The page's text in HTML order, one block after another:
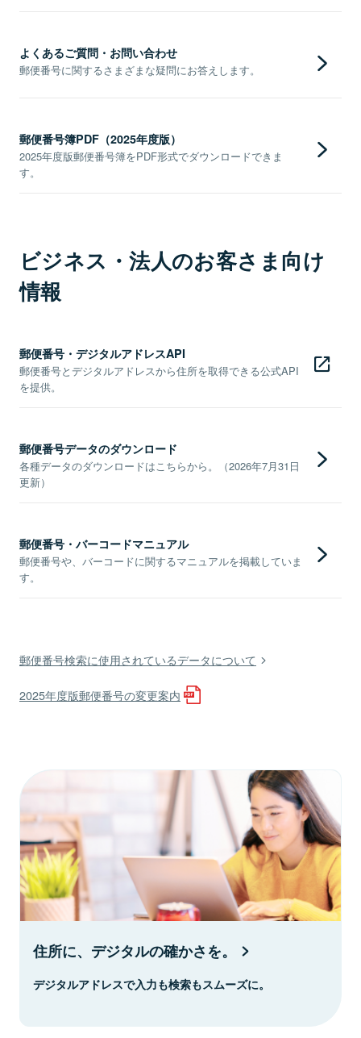
よくあるご質問・お問い合わせ
郵便番号に関するさまざまな疑問にお答えします。
郵便番号簿PDF（2025年度版）
2025年度版郵便番号簿をPDF形式でダウンロードできま
す。
ビジネス・法人のお客さま向け
情報
郵便番号・デジタルアドレスAPI
郵便番号とデジタルアドレスから住所を取得できる公式API
を提供。
郵便番号データのダウンロード
各種データのダウンロードはこちらから。（2026年7月31日
更新）
郵便番号・バーコードマニュアル
郵便番号や、バーコードに関するマニュアルを掲載していま
す。
郵便番号検索に使用されているデータについて
2025年度版郵便番号の変更案内
住所に、デジタルの確かさを。
デジタルアドレスで入力も検索もスムーズに。